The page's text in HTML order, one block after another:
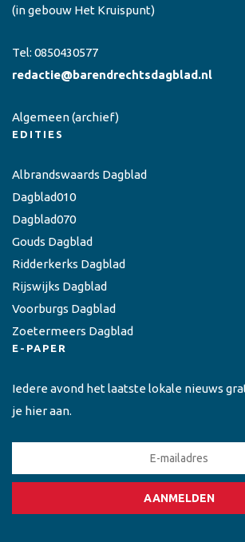
(in gebouw Het Kruispunt)
Tel: 0850430577
redactie@barendrechtsdagblad.nl
Algemeen(archief)
EDITIES
Albrandswaards Dagblad
Dagblad010
Dagblad070
Gouds Dagblad
Ridderkerks Dagblad
Rijswijks Dagblad
Voorburgs Dagblad
Zoetermeers Dagblad
E-PAPER
Iedere avond het laatste lokale nieuws
je hier aan.